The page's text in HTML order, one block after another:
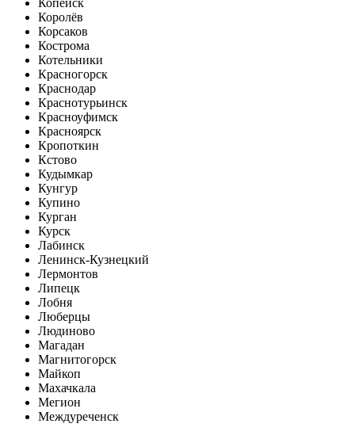
Королёв
Корсаков
Кострома
Котельники
Красногорск
Краснодар
Краснотурьинск
Красноуфимск
Красноярск
Кропоткин
Кстово
Кудымкар
Кунгур
Купино
Курган
Курск
Лабинск
Ленинск-Кузнецкий
Лермонтов
Липецк
Лобня
Люберцы
Людиново
Магадан
Магнитогорск
Майкоп
Махачкала
Мегион
Междуреченск